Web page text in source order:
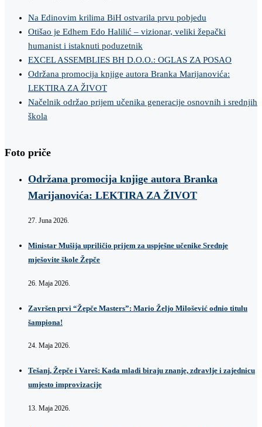
Na Edinovim krilima BiH ostvarila prvu pobjedu
Otišao je Edhem Edo Halilić – vizionar, veliki žepački
humanist i istaknuti poduzetnik
EXCEL ASSEMBLIES BH D.O.O.: OGLAS ZA POSAO
Održana promocija knjige autora Branka Marijanovića:
LEKTIRA ZA ŽIVOT
Načelnik održao prijem učenika generacije osnovnih i srednjih
škola
Foto priče
Održana promocija knjige autora Branka
Marijanovića: LEKTIRA ZA ŽIVOT
27. Juna 2026.
Ministar Mušija upriličio prijem za uspješne učenike Srednje
mješovite škole Žepče
26. Maja 2026.
Završen prvi “Žepče Masters”: Mario Željo Milošević odnio titulu
šampiona!
24. Maja 2026.
Tešanj, Žepče i Vareš: Kada mladi biraju znanje, zdravlje i zajednicu
umjesto improvizacije
13. Maja 2026.